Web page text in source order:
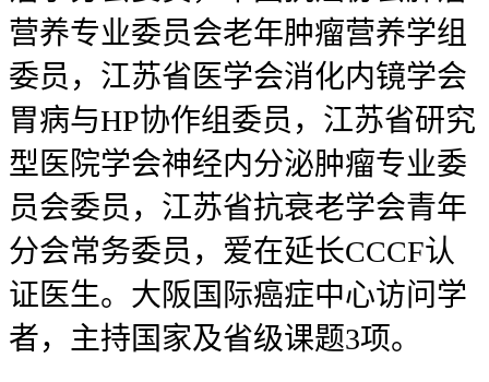
营养专业委员会老年肿瘤营养学组
委员，江苏省医学会消化内镜学会
胃病与HP协作组委员，江苏省研究
型医院学会神经内分泌肿瘤专业委
员会委员，江苏省抗衰老学会青年
分会常务委员，爱在延长CCCF认
证医生。大阪国际癌症中心访问学
者，主持国家及省级课题3项。